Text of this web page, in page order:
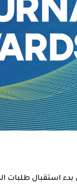
استقبال طلبات